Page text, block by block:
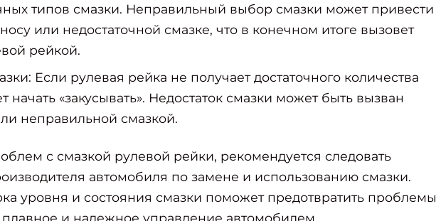
типов смазки. Неправильный выбор смазки может привести
или недостаточной смазке, что в конечном итоге вызовет
рейкой.
Если рулевая рейка не получает достаточного количества
начать «закусывать». Недостаток смазки может быть вызван
неправильной смазкой.
с смазкой рулевой рейки, рекомендуется следовать
автомобиля по замене и использованию смазки.
уровня и состояния смазки поможет предотвратить проблемы
и надежное управление автомобилем.